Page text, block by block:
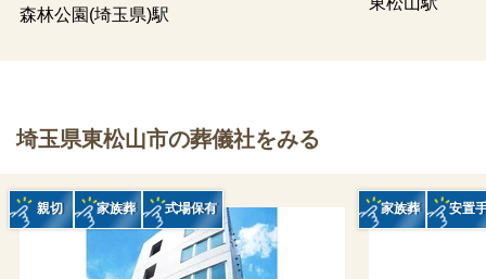
森林公園(埼玉県)駅
埼玉県東松山市の葬儀社をみる
親切 家族葬 式場保有 家族葬 安置